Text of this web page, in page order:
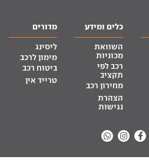
כלים ומידע
השוואת
מכוניות
רכב לפי
תקציב
מחירון רכב
הצהרת
נגישות
מדורים
ליסינג
מימון לרכב
ביטוח רכב
טרייד אין